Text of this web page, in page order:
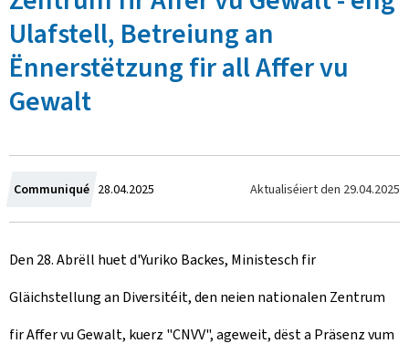
Ulafstell, Betreiung an
Ënnerstëtzung fir all Affer vu
Gewalt
Communiqué C
r
e
a
t
28.04.2025 Aktualiséiert den 29.04.2025
Den 28. Abrëll huet d'Yuriko Backes, Ministesch fir
Gläichstellung an Diversitéit, den neien nationalen Zentrum
fir Affer vu Gewalt, kuerz "CNVV", ageweit, dëst a Präsenz vum